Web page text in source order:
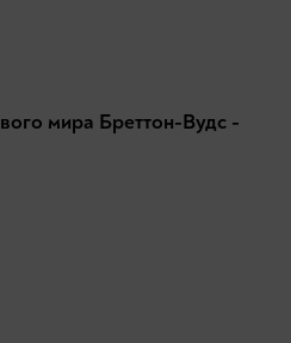
мира Бреттон-Вудс -